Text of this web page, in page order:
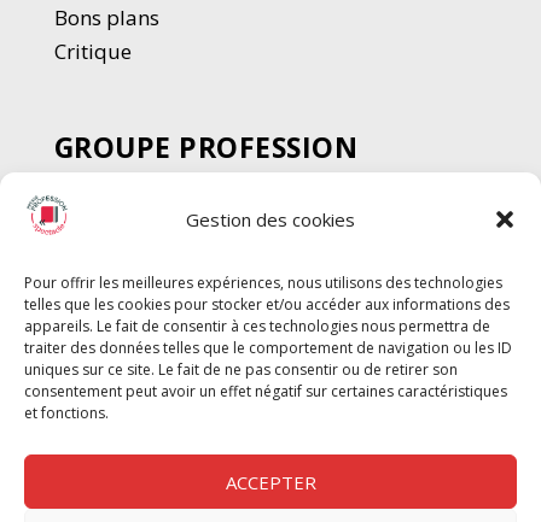
Gestion des cookies
Pour offrir les meilleures expériences, nous utilisons des technologies
telles que les cookies pour stocker et/ou accéder aux informations des
appareils. Le fait de consentir à ces technologies nous permettra de
traiter des données telles que le comportement de navigation ou les ID
uniques sur ce site. Le fait de ne pas consentir ou de retirer son
consentement peut avoir un effet négatif sur certaines caractéristiques
et fonctions.
ACCEPTER
Bons plans
Critique
GROUPE PROFESSION
SPECTACLE
Chèque Intermittents
Chèque Compta
Chèque Emploi Spectacle
G-Pods
Profession Audio-visuel